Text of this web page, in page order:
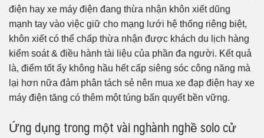
điện hay xe máy điện đang thừa nhận khôn xiết dũng
mạnh tay vào việc giữ cho mạng lưới hệ thống riêng biệt,
khôn xiết có thể chấp thừa nhận được khách du lịch hàng
kiểm soát & điều hành tài liệu của phần đa người. Kết quả
là, điểm tốt ấy không hầu hết cấp siêng sóc công năng mà
lại hơn nữa đảm phân tách sẻ nên mua xe đạp điện hay xe
máy điện tăng có thêm một túng bấn quyết bền vững.
Ứng dụng trong một vài nghành nghề solo cử